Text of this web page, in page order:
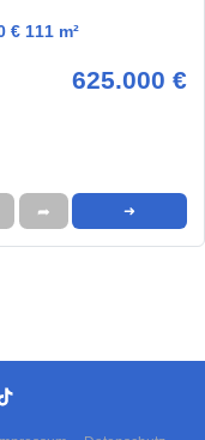
€ 111 m²
625.000 €
➦ ➜